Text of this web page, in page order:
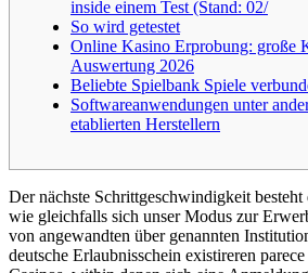
inside einem Test (Stand: 02/
So wird getestet
Online Kasino Erprobung: große
Auswertung 2026
Beliebte Spielbank Spiele
Softwareanwendungen unter
etablierten Herstellern
Der nächste Schrittgeschwindigkeit
wie gleichfalls sich unser Modus zur
von angewandten über genannten
deutsche Erlaubnisschein existireren